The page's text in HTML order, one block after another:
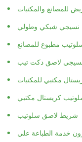
للمصانع والمكتبات
نسيجي شبكي وطولي
مطبوع للمصانع
لاصق دكت تيب
كريستال مكتبي
شريط لاصق سلوتيب
مطبوع للمصانع 50 ميكرون خدمة الطباعة علي